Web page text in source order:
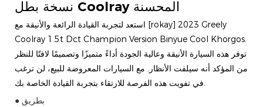
استعد لتجربة القيادة الرائعة والأنيقة مع [rokay] 2023 Greely
Coolray 1.5t Dct Champion Version Binyue Cool Khorgos.
توفر هذه السيارة الأنيقة وعالية الجودة أداءً متميزًا وتصميمًا لافتًا للنظر
من المؤكد أنه سيلفت الأنظار. مع السيارات المعروضة للبيع، لن ترغب
في تفويت هذه الفرصة للارتقاء بتجربة القيادة الخاصة بك.
● بطريق